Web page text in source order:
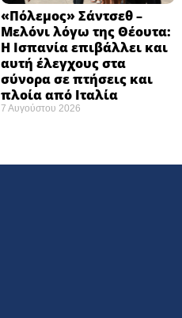
«Πόλεμος» Σάντσεθ –
Μελόνι λόγω της Θέουτα:
Η Ισπανία επιβάλλει και
αυτή έλεγχους στα
σύνορα σε πτήσεις και
πλοία από Ιταλία
7 Αυγούστου 2026